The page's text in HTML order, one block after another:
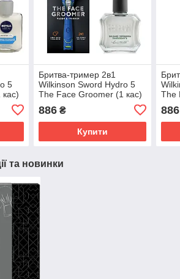
5
Бритва-тример 2в1
Wilkinson Sword Hydro 5
The Face Groomer (1 кас)
+ бальзам після гоління
Proraso Green 100 мл
886₴
Купити
The
886
та новинки